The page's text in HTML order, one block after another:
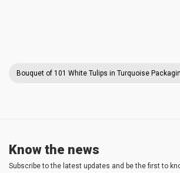
Bouquet of 101 White Tulips in Turquoise
Know the news
Subscribe to the latest updates and be the first to